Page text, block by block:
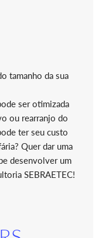
tamanho da sua
ser otimizada
ou rearranjo do
ter seu custo
Quer dar uma
desenvolver um
SEBRAETEC!